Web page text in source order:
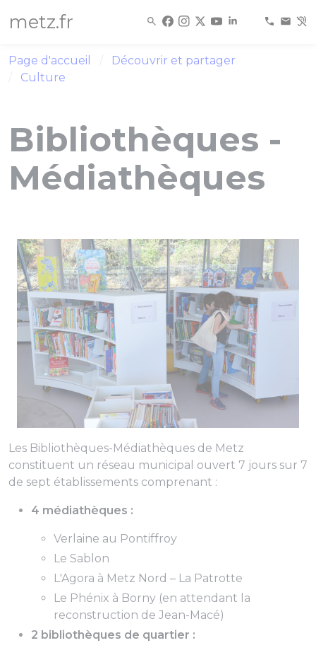
metz.fr
Page d'accueil
Découvrir et partager
Culture
Bibliothèques -
Médiathèques
Les Bibliothèques-Médiathèques de Metz
constituent un réseau municipal ouvert 7 jours sur 7
de sept établissements comprenant :
4 médiathèques :
Verlaine au Pontiffroy
Le Sablon
L'Agora à Metz Nord – La Patrotte
Le Phénix à Borny (en attendant la
reconstruction de Jean-Macé)
2 bibliothèques de quartier :